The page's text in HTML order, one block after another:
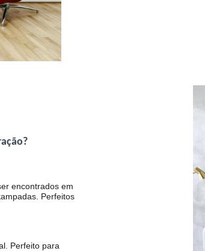
encontrados em
Perfeitos
Perfeito para